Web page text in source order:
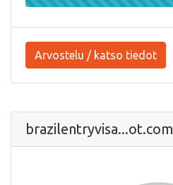
Arvostelu / katso tiedot
brazilentryvisa...ot.com